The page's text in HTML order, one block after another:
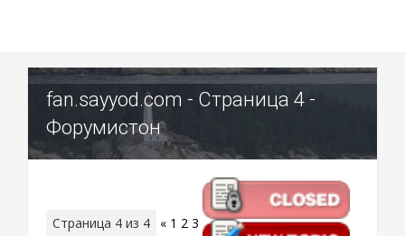
fan.sayyod.com - Страница 4 -
Форумистон
Страница 4 из 4 « 1 2 3